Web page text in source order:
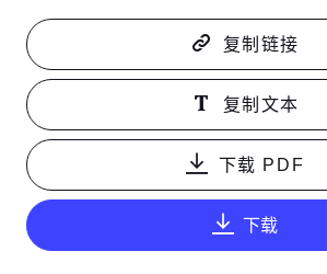
复制链接
复制文本
下载 PDF
下载